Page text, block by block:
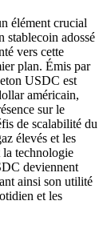
élément crucial
stablecoin adossé
vers cette
plan. Émis par
USDC est
américain,
sur le
de scalabilité du
élevés et les
la technologie
deviennent
ainsi son utilité
et les